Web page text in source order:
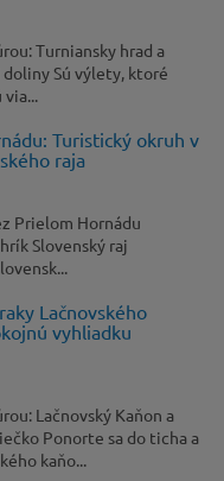
Turniansky hrad a
Sú výlety, ktoré
Turistický okruh v
raja
Prielom Hornádu
Slovenský raj
Lačnovského
vyhliadku
Lačnovský Kaňon a
Ponorte sa do ticha a
kaňo...